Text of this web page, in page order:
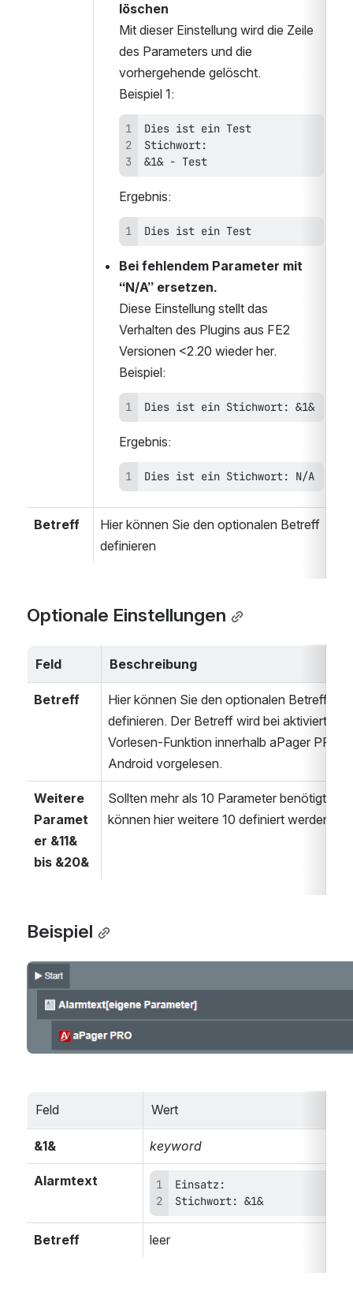
löschen
Mit dieser Einstellung wird die Zeile
des Parameters und die
vorhergehende gelöscht.
Beispiel 1:
&1& - Test
Ergebnis:
Dies ist ein Test
Bei fehlendem Parameter mit
“N/A” ersetzen.
Diese Einstellung stellt das
Verhalten des Plugins aus FE2
Versionen <2.20 wieder her.
Beispiel:
Dies ist ein Stichwort: &1&
Ergebnis:
Dies ist ein Stichwort: N/A
Betreff
Hier können Sie den optionalen Betreff
definieren
Optionale Einstellungen
Feld Beschreibung
Betreff
Hier können Sie den optionalen Betreff
definieren. Der Betreff wird bei aktivierter
Vorlesen-Funktion innerhalb aPager PRO
Android vorgelesen.
Weitere
Paramet
er &11&
bis &20&
Sollten mehr als 10 Parameter benötigt
können hier weitere 10 definiert werden.
Beispiel
öffnen
Feld Wert
&1& keyword
Alarmtext
Stichwort: &1&
Betreff leer